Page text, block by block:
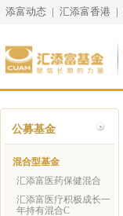
添富动态 | 汇添富香港 |
公募基金
混合型基金
汇添富医药保健混合
汇添富医疗积极成长一
年持有混合C